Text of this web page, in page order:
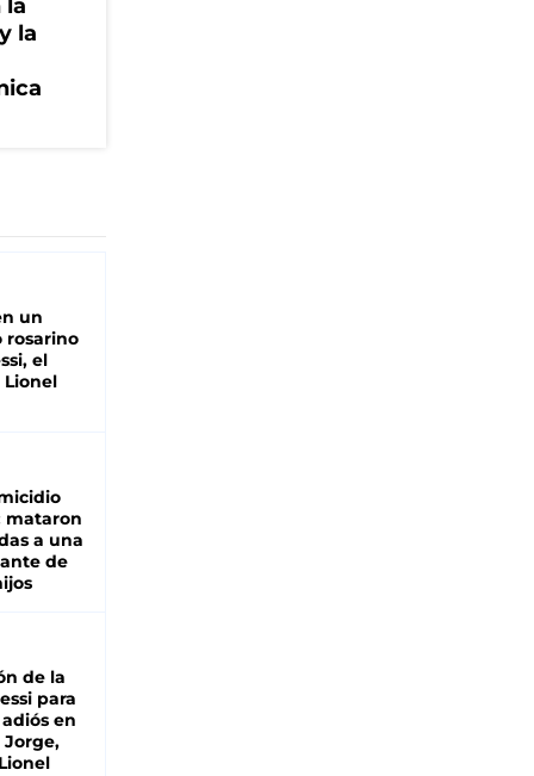
la
la
un
rosarino
el
mataron
a una
de
de la
para
en
Jorge,